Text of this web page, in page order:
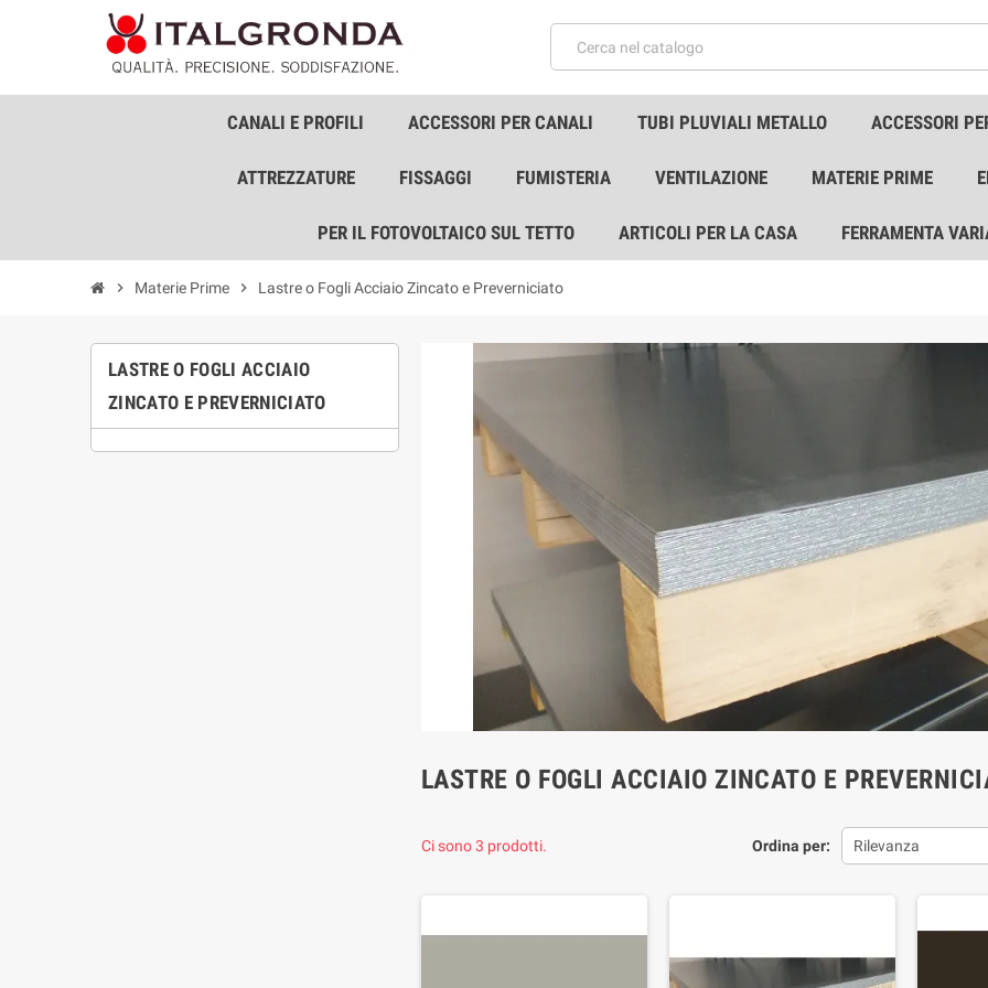
CANALI E PROFILI ACCESSORI PER CANALI TUBI PLUVIALI METALLO ACCESSORI
ATTREZZATURE FISSAGGI FUMISTERIA VENTILAZIONE MATERIE PRIME
PER IL FOTOVOLTAICO SUL TETTO ARTICOLI PER LA CASA FERRAMENTA
chevron_right Materie Prime chevron_right Lastre o Fogli Acciaio Zincato e Preverniciato
LASTRE O FOGLI ACCIAIO
ZINCATO E PREVERNICIATO
LASTRE O FOGLI ACCIAIO ZINCATO E
Ordina per: Rilevanza
Ci sono 3 prodotti.